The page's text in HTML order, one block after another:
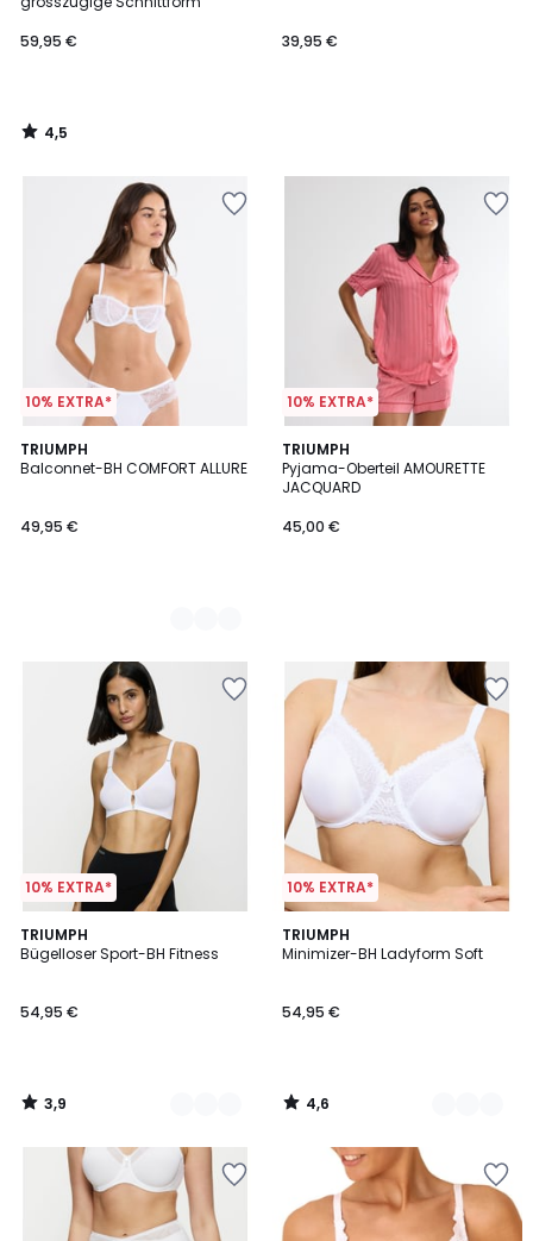
59,95 €
4,5
/
39,95 €
10% EXTRA*
TRIUMPH
Balconnet-BH COMFORT ALLURE
49,95 €
2
Farben
10% EXTRA*
TRIUMPH
Pyjama-Oberteil AMOURETTE
JACQUARD
45,00 €
10% EXTRA*
TRIUMPH
Bügelloser Sport-BH Fitness
54,95 €
3,9
/ 5
2
Farben
3,9
/
10% EXTRA*
TRIUMPH
Minimizer-BH Ladyform Soft
54,95 €
4,6
/ 5
3
Farben
4,6
/